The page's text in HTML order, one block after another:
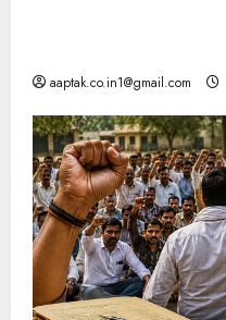
aaptak.co.in1@gmail.com